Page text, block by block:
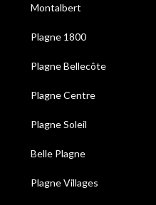
Montalbert
Plagne 1800
Plagne Bellecôte
Plagne Centre
Plagne Soleil
Belle Plagne
Plagne Villages